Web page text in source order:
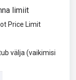
limiit
Price Limit
välja (vaikimisi